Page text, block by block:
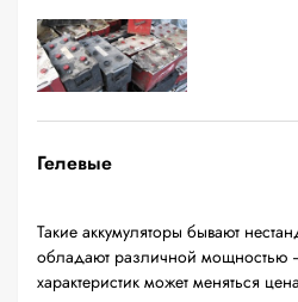
Гелевые
Такие аккумуляторы бывают
обладают различной мощностью
характеристик может меняться